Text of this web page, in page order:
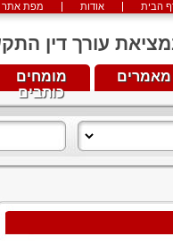
מפת אתר אודות הבית
עורך דין התקשרו
מומחים
כותבים
מאמרים